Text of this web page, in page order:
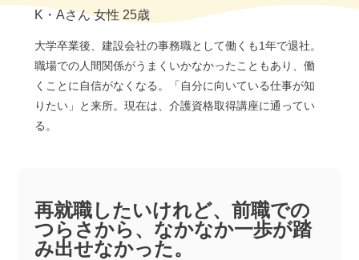
K・Aさん 女性 25歳
大学卒業後、建設会社の事務職として働くも1年で退社。
職場での人間関係がうまくいかなかったこともあり、働
くことに自信がなくなる。「自分に向いている仕事が知
りたい」と来所。現在は、介護資格取得講座に通ってい
る。
再就職したいけれど、前職での
つらさから、なかなか一歩が踏
み出せなかった。